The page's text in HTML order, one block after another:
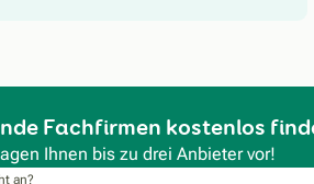
Fachfirmen kostenlos
Ihnen bis zu drei Anbieter vor!
an?